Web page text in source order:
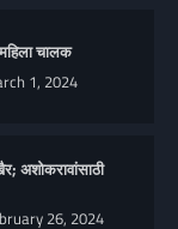
चालक
1, 2024
अशोकरावांसाठी
26, 2024